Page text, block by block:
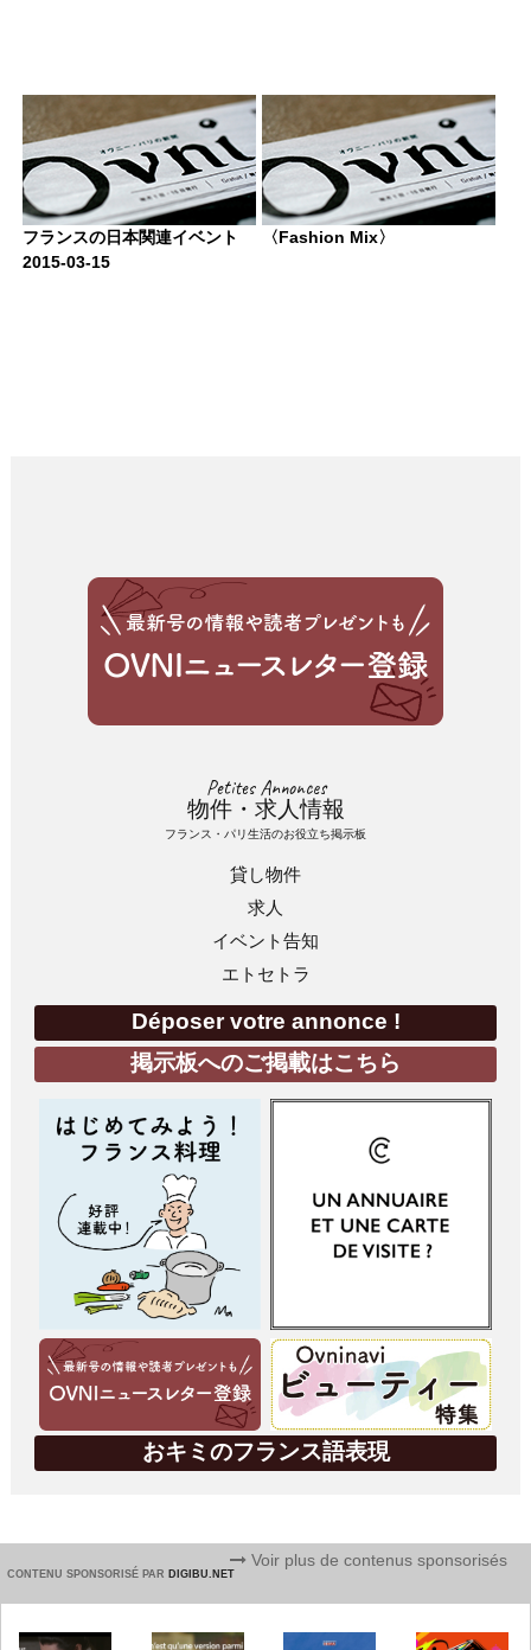
フランスの日本関連イベント
2015-03-15
〈Fashion Mix〉
Petites Annonces
物件・求人情報
フランス・パリ生活のお役立ち掲示板
貸し物件
求人
イベント告知
エトセトラ
Déposer votre annonce !
掲示板へのご掲載はこちら
おキミのフランス語表現
CONTENU SPONSORISÉ PAR DIGIBU.NET
Voir plus de contenus sponsorisés